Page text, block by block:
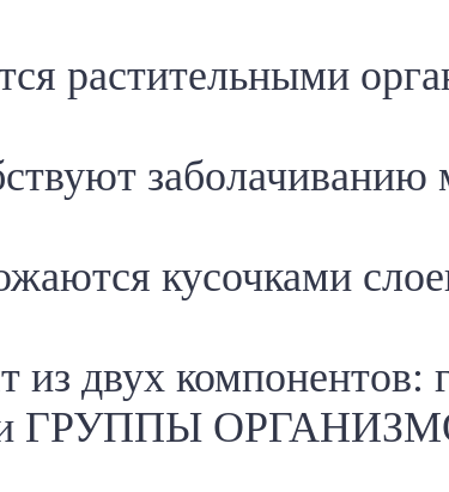
растительными
заболачиванию
кусочками
из двух компонентов:
ГРУППЫ